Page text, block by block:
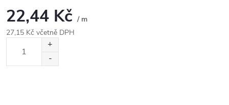
22,44 Kč / m
27,15 Kč včetně DPH